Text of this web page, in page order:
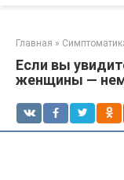
Главная »
Если вы
женщины —